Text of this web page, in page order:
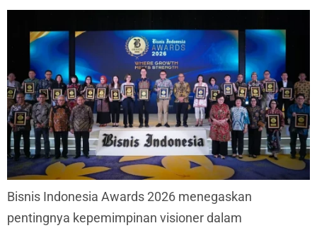
Bisnis Indonesia Awards 2026 menegaskan
pentingnya kepemimpinan visioner dalam